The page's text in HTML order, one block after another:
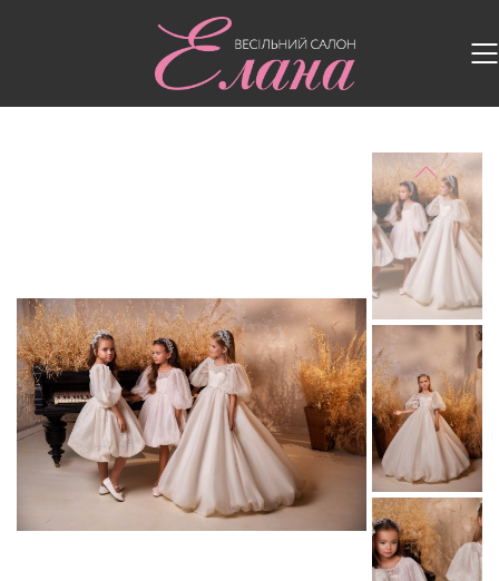
Дитячі сукні/Дитяча сукня 3639